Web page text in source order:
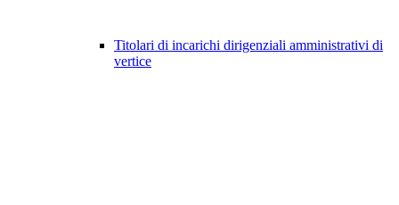
Titolari di incarichi dirigenziali amministrativi di
vertice